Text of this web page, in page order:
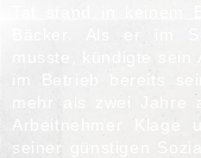
musste, kündigte
mehr als zwei Jahre
Arbeitnehmer Klage
seiner günstigen